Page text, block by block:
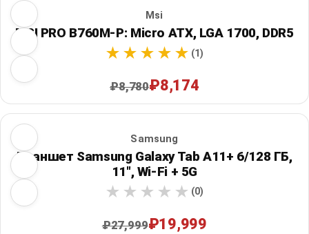
Msi
MSI PRO B760M-P: Micro ATX, LGA 1700, DDR5
(1)
₽8,780₽8,174
Samsung
Планшет Samsung Galaxy Tab A11+ 6/128 ГБ,
11", Wi‑Fi + 5G
(0)
₽27,999₽19,999